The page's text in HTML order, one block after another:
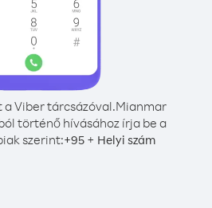
Viber tárcsázóval.Mianmar
történő hívásához írja be a
szerint:+95+ Helyi szám